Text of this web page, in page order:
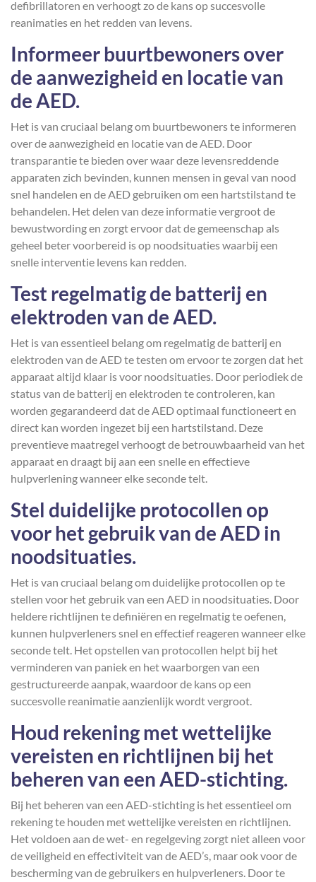
defibrillatoren en verhoogt zo de kans op succesvolle
reanimaties en het redden van levens.
Informeer buurtbewoners over
de aanwezigheid en locatie van
de AED.
Het is van cruciaal belang om buurtbewoners te informeren
over de aanwezigheid en locatie van de AED. Door
transparantie te bieden over waar deze levensreddende
apparaten zich bevinden, kunnen mensen in geval van nood
snel handelen en de AED gebruiken om een hartstilstand te
behandelen. Het delen van deze informatie vergroot de
bewustwording en zorgt ervoor dat de gemeenschap als
geheel beter voorbereid is op noodsituaties waarbij een
snelle interventie levens kan redden.
Test regelmatig de batterij en
elektroden van de AED.
Het is van essentieel belang om regelmatig de batterij en
elektroden van de AED te testen om ervoor te zorgen dat het
apparaat altijd klaar is voor noodsituaties. Door periodiek de
status van de batterij en elektroden te controleren, kan
worden gegarandeerd dat de AED optimaal functioneert en
direct kan worden ingezet bij een hartstilstand. Deze
preventieve maatregel verhoogt de betrouwbaarheid van het
apparaat en draagt bij aan een snelle en effectieve
hulpverlening wanneer elke seconde telt.
Stel duidelijke protocollen op
voor het gebruik van de AED in
noodsituaties.
Het is van cruciaal belang om duidelijke protocollen op te
stellen voor het gebruik van een AED in noodsituaties. Door
heldere richtlijnen te definiëren en regelmatig te oefenen,
kunnen hulpverleners snel en effectief reageren wanneer elke
seconde telt. Het opstellen van protocollen helpt bij het
verminderen van paniek en het waarborgen van een
gestructureerde aanpak, waardoor de kans op een
succesvolle reanimatie aanzienlijk wordt vergroot.
Houd rekening met wettelijke
vereisten en richtlijnen bij het
beheren van een AED-stichting.
Bij het beheren van een AED-stichting is het essentieel om
rekening te houden met wettelijke vereisten en richtlijnen.
Het voldoen aan de wet- en regelgeving zorgt niet alleen voor
de veiligheid en effectiviteit van de AED’s, maar ook voor de
bescherming van de gebruikers en hulpverleners. Door te